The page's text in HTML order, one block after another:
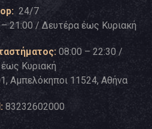
24/7
21:00 / Δευτέρα έως Κυριακή
08:00 – 22:30 /
Κυριακή
Αμπελόκηποι 11524, Αθήνα
83232602000